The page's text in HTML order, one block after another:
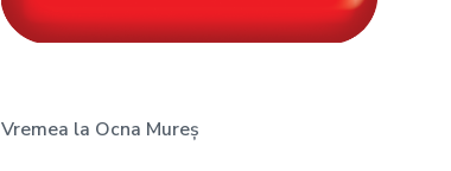
Vremea la Ocna Mureș